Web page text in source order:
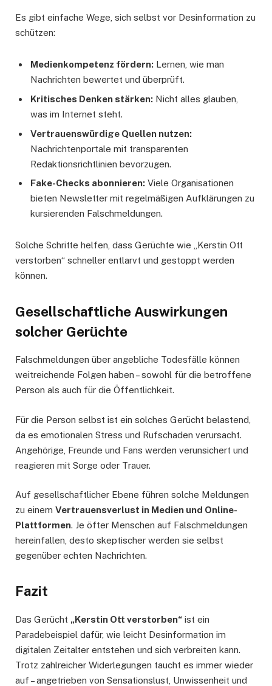
Es gibt einfache Wege, sich selbst vor Desinformation zu
schützen:
Medienkompetenz fördern: Lernen, wie man
Nachrichten bewertet und überprüft.
Kritisches Denken stärken: Nicht alles glauben,
was im Internet steht.
Vertrauenswürdige Quellen nutzen:
Nachrichtenportale mit transparenten
Redaktionsrichtlinien bevorzugen.
Fake-Checks abonnieren: Viele Organisationen
bieten Newsletter mit regelmäßigen Aufklärungen zu
kursierenden Falschmeldungen.
Solche Schritte helfen, dass Gerüchte wie „Kerstin Ott
verstorben“ schneller entlarvt und gestoppt werden
können.
Gesellschaftliche Auswirkungen
solcher Gerüchte
Falschmeldungen über angebliche Todesfälle können
weitreichende Folgen haben – sowohl für die betroffene
Person als auch für die Öffentlichkeit.
Für die Person selbst ist ein solches Gerücht belastend,
da es emotionalen Stress und Rufschaden verursacht.
Angehörige, Freunde und Fans werden verunsichert und
reagieren mit Sorge oder Trauer.
Auf gesellschaftlicher Ebene führen solche Meldungen
zu einem Vertrauensverlust in Medien und Online-
Plattformen. Je öfter Menschen auf Falschmeldungen
hereinfallen, desto skeptischer werden sie selbst
gegenüber echten Nachrichten.
Fazit
Das Gerücht „Kerstin Ott verstorben“ ist ein
Paradebeispiel dafür, wie leicht Desinformation im
digitalen Zeitalter entstehen und sich verbreiten kann.
Trotz zahlreicher Widerlegungen taucht es immer wieder
auf – angetrieben von Sensationslust, Unwissenheit und